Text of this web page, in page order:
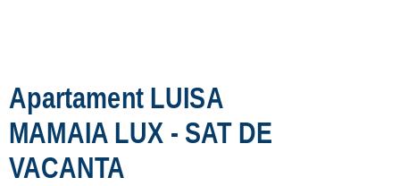
Apartament LUISA
MAMAIA LUX - SAT DE
VACANTA